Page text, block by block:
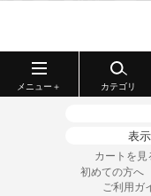
メニュー＋ カテゴリ
表示
カートを見
初めての方へ
ご利用ガ